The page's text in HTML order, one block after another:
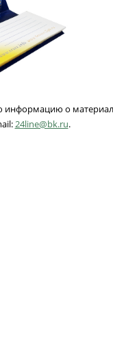
информацию о
24line@bk.ru.